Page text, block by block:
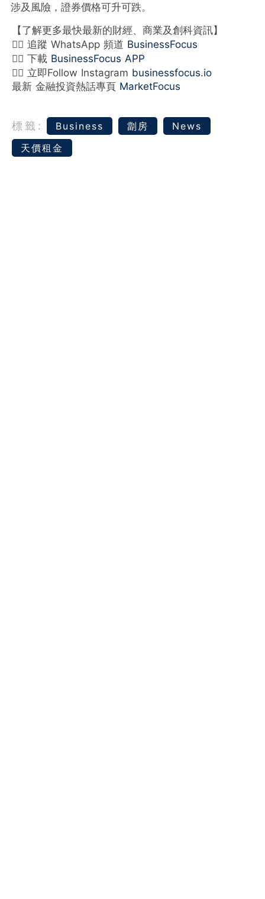
涉及風險，證券價格可升可跌。
【了解更多最快最新的財經、商業及創科資訊】
👉🏻 追蹤 WhatsApp 頻道 BusinessFocus
👉🏻 下載 BusinessFocus APP
👉🏻 立即Follow Instagram businessfocus.io
最新 金融投資熱話專頁 MarketFocus
標籤: Business 劏房
News
天價租金